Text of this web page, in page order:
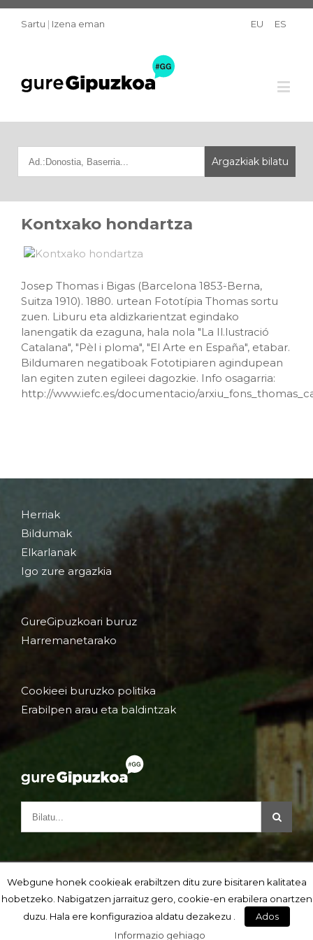
Sartu | Izena eman EU ES
Kontxako hondartza
Josep Thomas i Bigas (Barcelona 1853-Berna,
Suitza 1910). 1880. urtean Fototípia Thomas sortu
zuen. Liburu eta aldizkarientzat egindako
lanengatik da ezaguna, hala nola "La Il.lustració
Catalana", "Pèl i ploma", "El Arte en España", etabar.
Bildumaren negatiboak Fototipiaren agindupean
lan egiten zuten egileei dagozkie. Info osagarria:
http://www.iefc.es/documentacio/
Herriak
Bildumak
Elkarlanak
Igo zure argazkia
GureGipuzkoari buruz
Harremanetarako
Cookieei buruzko politika
Erabilpen arau eta baldintzak
Webgune honek cookieak erabiltzen ditu zure bisitaren kalitatea
hobetzeko. Nabigatzen jarraituz gero, cookie-en erabilera onartzen
duzu. Hala ere konfigurazioa aldatu dezakezu .
Ados
Informazio gehiago